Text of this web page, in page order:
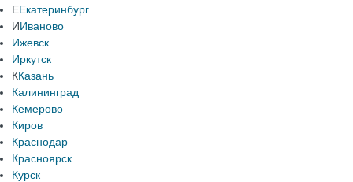
ЕЕкатеринбург
ИИваново
Ижевск
Иркутск
ККазань
Калининград
Кемерово
Киров
Краснодар
Красноярск
Курск